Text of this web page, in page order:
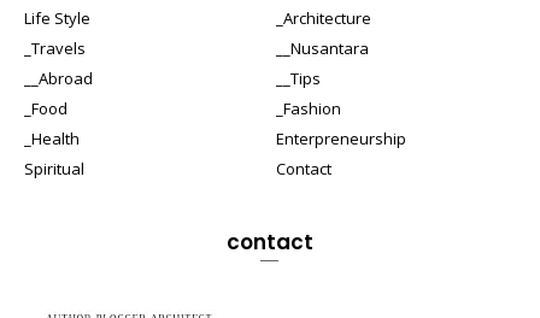
Life Style
_Architecture
_Travels
__Nusantara
__Abroad
__Tips
_Food
_Fashion
_Health
Enterpreneurship
Spiritual
Contact
contact